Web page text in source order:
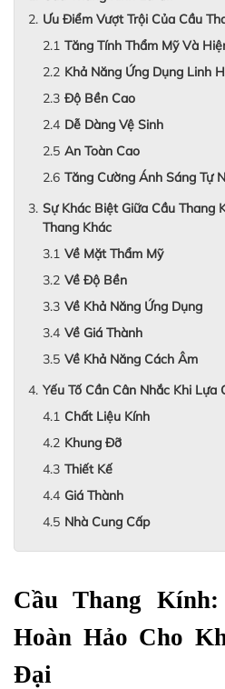
Ưu Điểm Vượt Trội Của Cầu
Tăng Tính Thẩm Mỹ Và
Khả Năng Ứng Dụng Linh
Độ Bền Cao
Dễ Dàng Vệ Sinh
An Toàn Cao
Tăng Cường Ánh Sáng Tự
Sự Khác Biệt Giữa Cầu Thang
Thang Khác
Về Mặt Thẩm Mỹ
Về Độ Bền
Về Khả Năng Ứng Dụng
Về Giá Thành
Về Khả Năng Cách Âm
Yếu Tố Cần Cân Nhắc Khi Lựa
Chất Liệu Kính
Khung Đỡ
Thiết Kế
Giá Thành
Nhà Cung Cấp
Cầu Thang
Hoàn Hảo Cho
Đại